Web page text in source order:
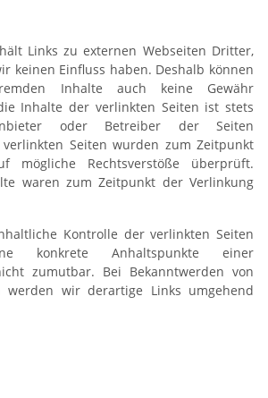
Links zu externen Webseiten Dritter,
keinen Einfluss haben. Deshalb können
Inhalte auch keine Gewähr
Inhalte der verlinkten Seiten ist stets
oder Betreiber der Seiten
Seiten wurden zum Zeitpunkt
mögliche Rechtsverstöße überprüft.
waren zum Zeitpunkt der Verlinkung
Kontrolle der verlinkten Seiten
konkrete Anhaltspunkte einer
zumutbar. Bei Bekanntwerden von
werden wir derartige Links umgehend